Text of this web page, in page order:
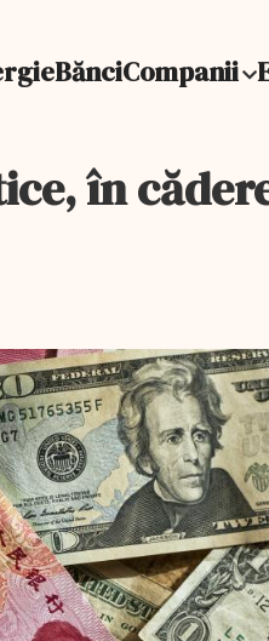
BănciCompanii
în